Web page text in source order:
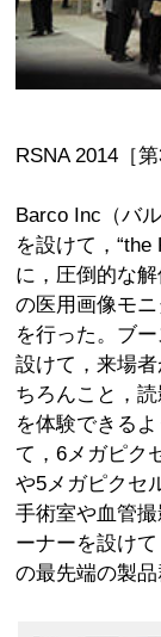
RSNA 2014［
Barco Inc（バ
を設けて，
に，圧倒的な
の医用画像モ
を行った。ブ
設けて，来場
ちろんこと，
を体験できる
て，6メガピク
や5メガピクセ
手術室や血管
ーナーを設け
の最先端の製